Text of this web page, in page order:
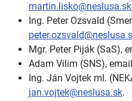
martin.lisko@neslusa.sk
Ing. Peter Ozsvald
Mgr. Peter Piják (SaS),
Adam Vilim (SNS),
Ing. Ján Vojtek ml.
jan.vojtek@neslusa.sk.